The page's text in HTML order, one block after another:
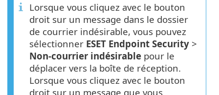
Lorsque vous cliquez avec le bouton
droit sur un message dans le dossier
de courrier indésirable, vous pouvez
sélectionner ESET Endpoint Security >
Non-courrier indésirable pour le
déplacer vers la boîte de réception.
Lorsque vous cliquez avec le bouton
droit sur un message que vous